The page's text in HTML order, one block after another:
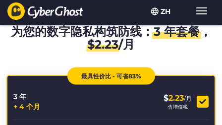
ZH
为您的数字隐私构筑防线：3 年套餐，
$2.23/月
最具性价比 - 可省83%
3 年
+ 4 个月
$2.23/月
含增值税